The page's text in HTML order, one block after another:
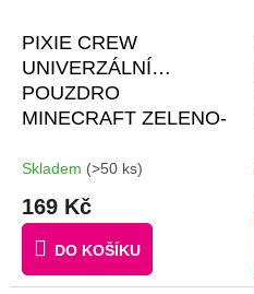
PIXIE CREW
UNIVERZÁLNÍ
POUZDRO
MINECRAFT ZELENO-
#BROŽURKA
KREATIVNÍCH
NÁPADŮ | 50KS
ČERNÝCH PIXELŮ
Skladem (>50 ks)
169 Kč
DO KOŠÍKU